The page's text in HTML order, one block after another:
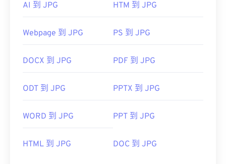
AI 到 JPG HTM 到 JPG
Webpage 到 JPG PS 到 JPG
DOCX 到 JPG PDF 到 JPG
ODT 到 JPG PPTX 到 JPG
WORD 到 JPG PPT 到 JPG
HTML 到 JPG DOC 到 JPG